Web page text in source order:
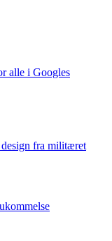
alle i Googles
fra militæret